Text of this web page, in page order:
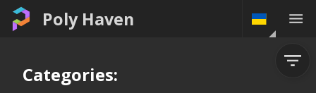
Poly Haven
Categories: